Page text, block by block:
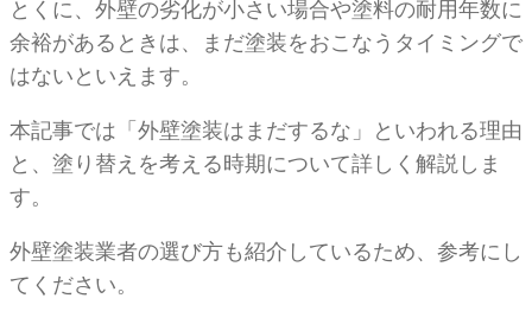
とくに、外壁の劣化が小さい場合や塗料の耐用年数に
余裕があるときは、まだ塗装をおこなうタイミングで
はないといえます。
本記事では「外壁塗装はまだするな」といわれる理由
と、塗り替えを考える時期について詳しく解説しま
す。
外壁塗装業者の選び方も紹介しているため、参考にし
てください。